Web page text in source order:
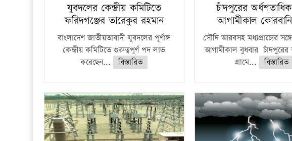
যুবদলের কেন্দ্রীয় কমিটিতে
ফরিদগঞ্জের তারেকুর রহমান
বাংলাদেশ জাতীয়তাবাদী যুবদলের পূর্ণাঙ্গ
কেন্দ্রীয় কমিটিতে গুরুত্বপূর্ণ পদ লাভ
করেছেন...
বিস্তারিত
চাঁদপুরের অর্ধশতাধিক
আগামীকাল
সৌদি আরবসহ মধ্যপ্রাচ্যের
আগামীকাল বুধবার চাঁদপুরের
গ্রামে...
বিস্তারিত